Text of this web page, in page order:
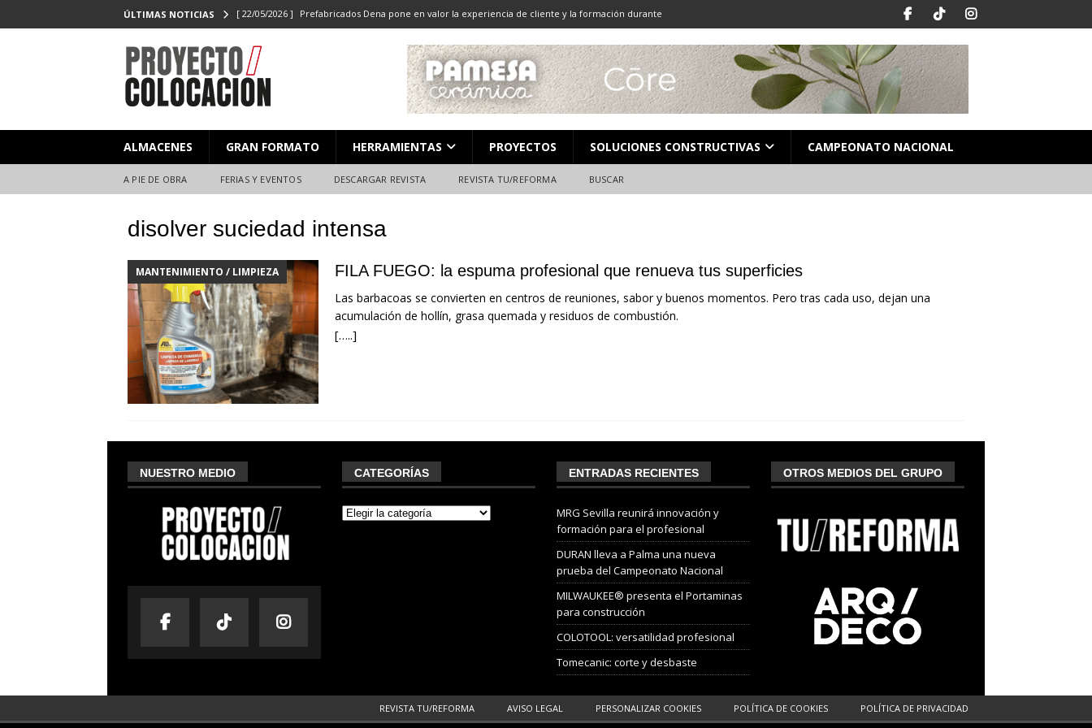
ÚLTIMAS NOTICIAS [ 22/05/2026 ] Prefabricados Dena pone en valor la experiencia de cliente y la formación durante
[ 27/02/2026 ] PROYECTO/COLOCACIÓN 13: CORTE DE GRAN FORMATO DESCARGAR REVISTA
[ 23/06/2025 ] PROYECTO/COLOCACIÓN 8: JUNTAS DESCARGAR REVISTA
Y EVENTOS
[ 08/07/2026 ] Nuevas citas para el profesional de la construcción CAMPEONATO NACIONAL
ALMACENES GRAN FORMATO HERRAMIENTAS PROYECTOS SOLUCIONES CONSTRUCTIVAS CAMPEONATO NACIONAL
A PIE DE OBRA FERIAS Y EVENTOS DESCARGAR REVISTA REVISTA TU/REFORMA BUSCAR
disolver suciedad intensa
MANTENIMIENTO / LIMPIEZA FILA FUEGO: la espuma profesional que renueva tus superficies
Las barbacoas se convierten en centros de reuniones, sabor y buenos momentos. Pero tras cada uso, dejan una
acumulación de hollín, grasa quemada y residuos de combustión.
[…..]
NUESTRO MEDIO CATEGORÍAS ENTRADAS RECIENTES
MRG Sevilla reunirá innovación y
formación para el profesional
DURAN lleva a Palma una nueva
prueba del Campeonato Nacional
MILWAUKEE® presenta el Portaminas
para construcción
COLOTOOL: versatilidad profesional
Tomecanic: corte y desbaste
OTROS MEDIOS DEL GRUPO
REVISTA TU/REFORMA AVISO LEGAL PERSONALIZAR COOKIES POLÍTICA DE COOKIES POLÍTICA DE PRIVACIDAD